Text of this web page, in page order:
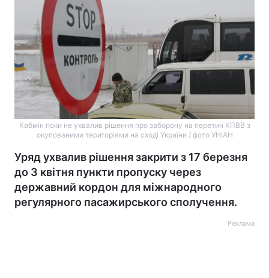
Кабмін поки не ухвалив рішення про заборону на перетин КПВВ з
окупованими територіями на сході України / фото УНІАН
Уряд ухвалив рішення закрити з 17 березня
до 3 квітня пункти пропуску через
державний кордон для міжнародного
регулярного пасажирського сполучення.
Реклама